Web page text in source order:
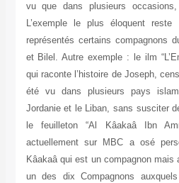
vu que dans plusieurs
L’exemple le plus éloquent
représentés certains compagnons
et Bilel. Autre exemple : le ilm
qui raconte l’histoire de Joseph,
été vu dans plusieurs pays
Jordanie et le Liban, sans susciter
le feuilleton “Al Kâakaâ Ibn
actuellement sur MBC a osé
Kâakaâ qui est un compagnon
un des dix Compagnons